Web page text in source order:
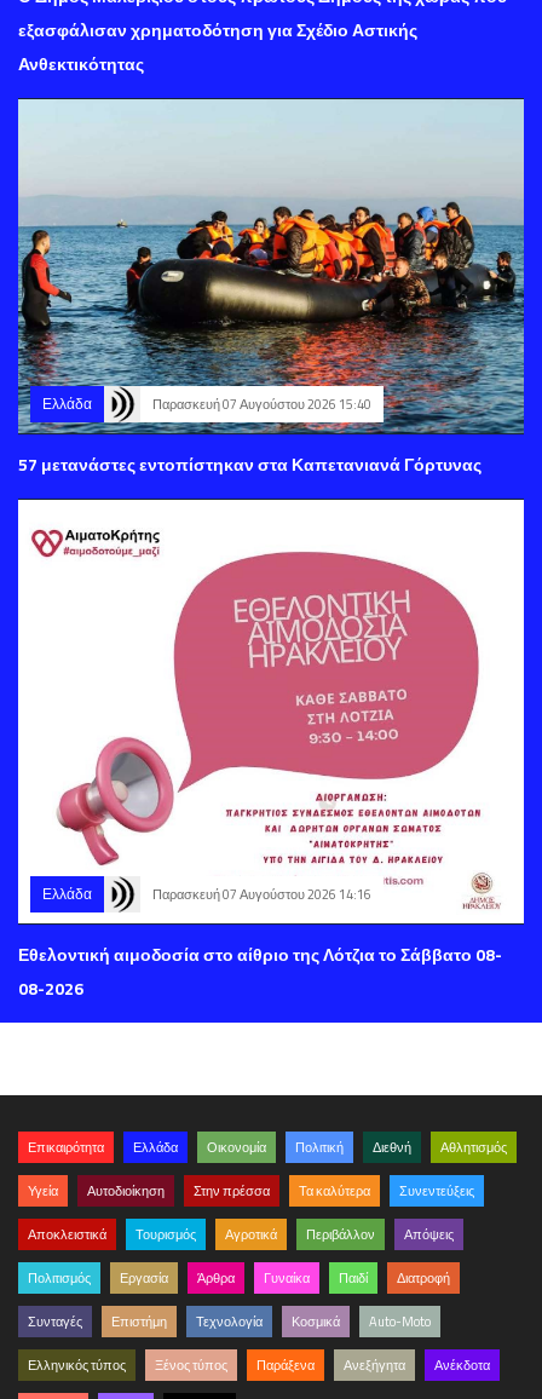
εξασφάλισαν χρηματοδότηση για Σχέδιο Αστικής
Ανθεκτικότητας
Ελλάδα Παρασκευή 07 Αυγούστου 2026 15:40
57 μετανάστες εντοπίστηκαν στα Καπετανιανά Γόρτυνας
Ελλάδα Παρασκευή 07 Αυγούστου 2026 14:16
Εθελοντική αιμοδοσία στο αίθριο της Λότζια το Σάββατο 08-
08-2026
Επικαιρότητα Ελλάδα Οικονομία Πολιτική Διεθνή Αθλητισμός
Υγεία Αυτοδιοίκηση Στην πρέσσα Τα καλύτερα Συνεντεύξεις
Αποκλειστικά Τουρισμός Αγροτικά Περιβάλλον Απόψεις
Πολιτισμός Εργασία Άρθρα Γυναίκα Παιδί Διατροφή
Συνταγές Επιστήμη Τεχνολογία Κοσμικά Auto-Moto
Ελληνικός τύπος Ξένος τύπος Παράξενα Ανεξήγητα Ανέκδοτα